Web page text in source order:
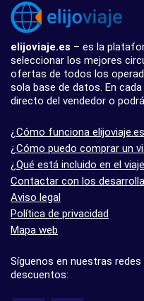
elijoviaje.es – es la
seleccionar los mejores
ofertas de todos los
sola base de datos. En
directo del vendedor o
¿Cómo funciona
¿Cómo puedo comprar un
¿Qué está incluido en el
Contactar con los
Aviso legal
Política de privacidad
Mapa web
Síguenos en nuestras
descuentos: